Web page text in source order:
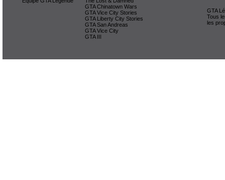
GTA Chinatown Wars
GTA Vice City Stories
GTA Liberty City Stories
GTA San Andreas
GTA Vice City
GTA III
GTA
Tous
les